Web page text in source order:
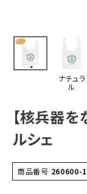
ナチュラ
ル
【核兵器を
ルシェ
商品番号 260600-